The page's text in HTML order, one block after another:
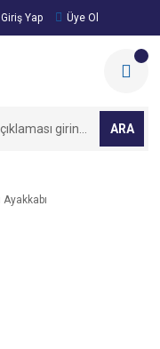
Giriş Yap Üye Ol
ARA